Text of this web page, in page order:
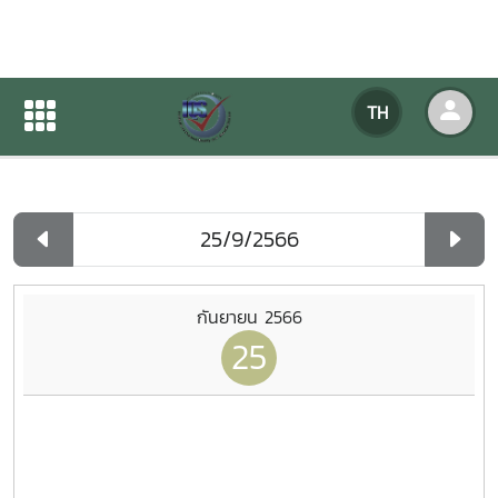
TH
ปฏิทินกิจกรรมของหน่วยงาน
ปฏิทินกิจกรรมของหน่วยงาน
กันยายน 2566
25